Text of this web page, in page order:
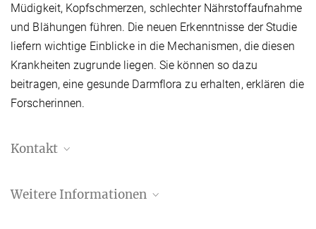
Müdigkeit, Kopfschmerzen, schlechter Nährstoffaufnahme
und Blähungen führen. Die neuen Erkenntnisse der Studie
liefern wichtige Einblicke in die Mechanismen, die diesen
Krankheiten zugrunde liegen. Sie können so dazu
beitragen, eine gesunde Darmflora zu erhalten, erklären die
Forscherinnen.
Kontakt
Pressereferent
Weitere Informationen